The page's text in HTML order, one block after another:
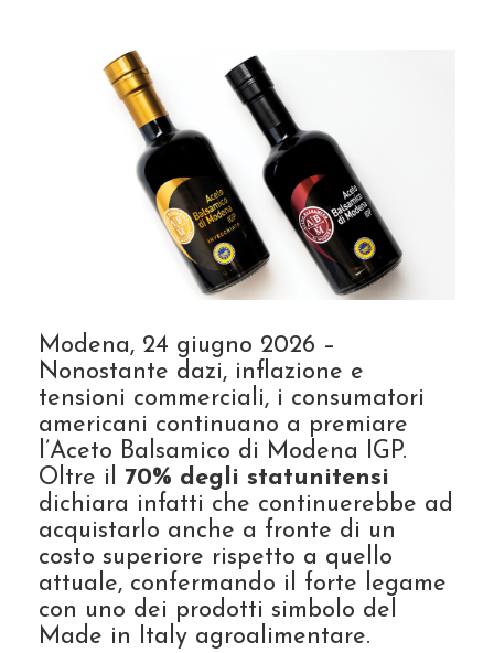
Modena, 24 giugno 2026 –
Nonostante dazi, inflazione e
tensioni commerciali, i consumatori
americani continuano a premiare
l’Aceto Balsamico di Modena IGP.
Oltre il 70% degli statunitensi
dichiara infatti che continuerebbe ad
acquistarlo anche a fronte di un
costo superiore rispetto a quello
attuale, confermando il forte legame
con uno dei prodotti simbolo del
Made in Italy agroalimentare.